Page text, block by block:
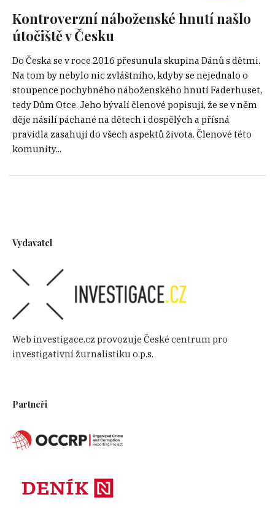
Kontroverzní náboženské hnutí našlo
útočiště v Česku
Do Česka se v roce 2016 přesunula skupina Dánů s dětmi.
Na tom by nebylo nic zvláštního, kdyby se nejednalo o
stoupence pochybného náboženského hnutí Faderhuset,
tedy Dům Otce. Jeho bývalí členové popisují, že se v něm
děje násilí páchané na dětech i dospělých a přísná
pravidla zasahují do všech aspektů života. Členové této
komunity...
Vydavatel
Web investigace.cz provozuje České centrum pro
investigativní žurnalistiku o.p.s.
Partneři